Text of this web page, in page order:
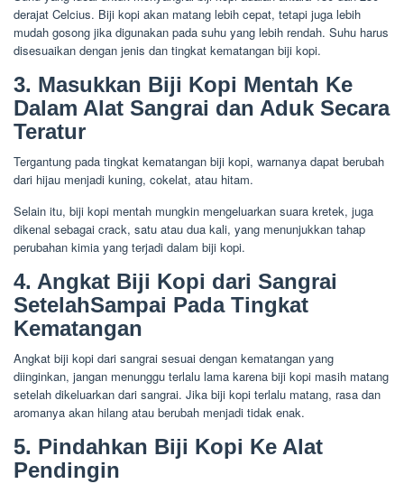
derajat Celcius. Biji kopi akan matang lebih cepat, tetapi juga lebih
mudah gosong jika digunakan pada suhu yang lebih rendah. Suhu harus
disesuaikan dengan jenis dan tingkat kematangan biji kopi.
3. Masukkan Biji Kopi Mentah Ke
Dalam Alat Sangrai dan Aduk Secara
Teratur
Tergantung pada tingkat kematangan biji kopi, warnanya dapat berubah
dari hijau menjadi kuning, cokelat, atau hitam.
Selain itu, biji kopi mentah mungkin mengeluarkan suara kretek, juga
dikenal sebagai crack, satu atau dua kali, yang menunjukkan tahap
perubahan kimia yang terjadi dalam biji kopi.
4. Angkat Biji Kopi dari Sangrai
SetelahSampai Pada Tingkat
Kematangan
Angkat biji kopi dari sangrai sesuai dengan kematangan yang
diinginkan, jangan menunggu terlalu lama karena biji kopi masih matang
setelah dikeluarkan dari sangrai. Jika biji kopi terlalu matang, rasa dan
aromanya akan hilang atau berubah menjadi tidak enak.
5. Pindahkan Biji Kopi Ke Alat
Pendingin